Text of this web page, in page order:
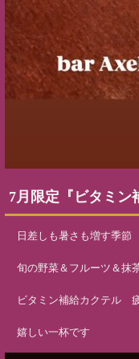
7月限定『ビタミン
日差しも暑さも増す季節
旬の野菜＆フルーツ＆抹
ビタミン補給カクテル
嬉しい一杯です